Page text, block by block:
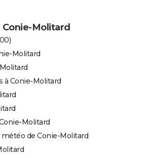
Conie-Molitard
Molitard
à Conie-Molitard
Molitard
de Conie-Molitard